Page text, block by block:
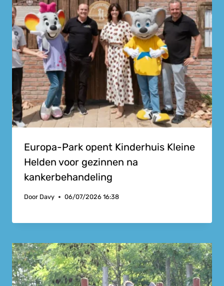
Europa-Park opent Kinderhuis Kleine
Helden voor gezinnen na
kankerbehandeling
Door Davy 06/07/2026 16:38